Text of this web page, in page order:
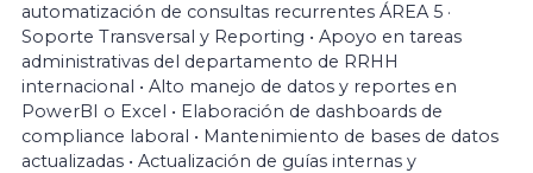
automatización de consultas recurrentes ÁREA 5 ·
Soporte Transversal y Reporting • Apoyo en tareas
administrativas del departamento de RRHH
internacional • Alto manejo de datos y reportes en
PowerBI o Excel • Elaboración de dashboards de
compliance laboral • Mantenimiento de bases de datos
actualizadas • Actualización de guías internas y